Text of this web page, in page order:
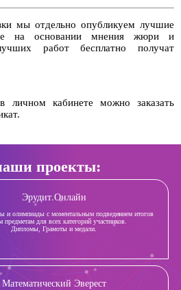
мы отдельно опубликуем лучшие
на основании мнения жюри и
работ бесплатно получат
личном кабинете можно заказать
проекты:
Эрудит.Онлайн
и олимпиады с моментальным подведением итогов
предметам для всех категорий участников.
Дипломы, Грамоты и медали.
Математический Эверест